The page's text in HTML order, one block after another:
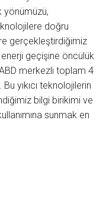
yönümüzü,
doğru
gerçekleştirdiğimiz
geçişine öncülük
merkezli toplam 4
yıkıcı teknolojilerin
bilgi birikimi ve
sunmak en